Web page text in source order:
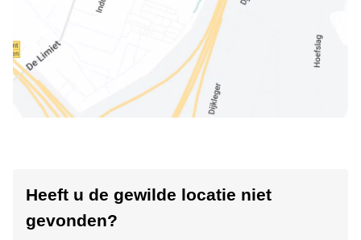
Heeft u de gewilde locatie niet
gevonden?